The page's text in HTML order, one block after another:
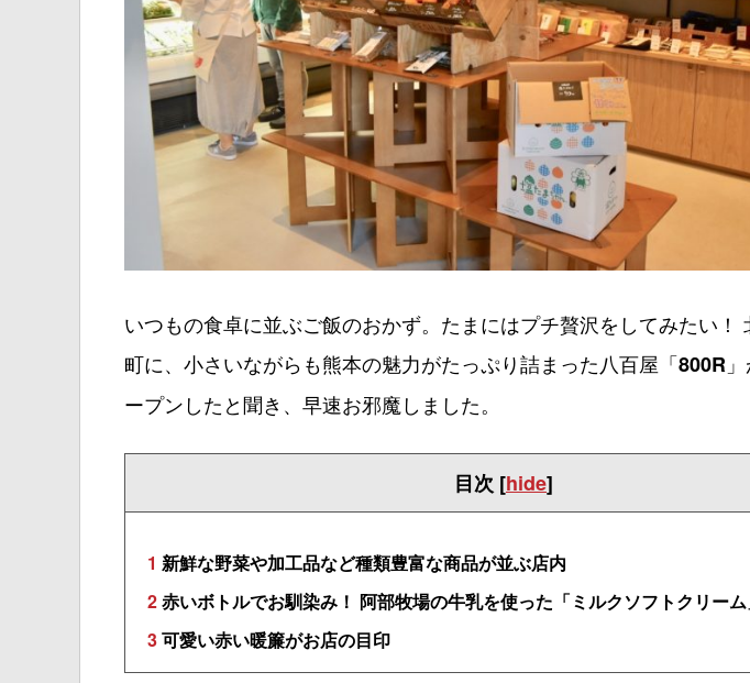
いつもの食卓に並ぶご飯のおかず。たまにはプチ贅沢をしてみたい！
町に、小さいながらも熊本の魅力がたっぷり詰まった八百屋「800R
ープンしたと聞き、早速お邪魔しました。
目次 [hide]
1 新鮮な野菜や加工品など種類豊富な商品が並ぶ店内
2赤いボトルでお馴染み！ 阿部牧場の牛乳を使った「ミルクソフトクリーム
3可愛い赤い暖簾がお店の目印